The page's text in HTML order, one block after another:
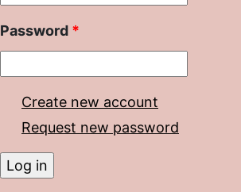
Password *
Create new account
Request new password